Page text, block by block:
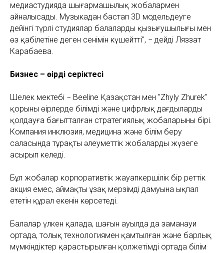
медиастудияда шығармашылық жобалармен
айналысады. Музыкадан бастап 3D модельдеуге
дейінгі түрлі студиялар балалардың қызығушылығы мен
өз қабілетіне деген сенімін күшейтті", − дейді Ляззат
Карабаева.
Бизнес – өңірдің серіктесі
Шелек мектебі − Beeline Қазақстан мен "Zhyly Zhurek"
қорының өңірлерде білімді және цифрлық дағдыларды
қолдауға бағытталған стратегиялық жобаларының бірі.
Компания инклюзия, медицина және білім беру
саласында тұрақты әлеуметтік жобаларды жүзеге
асырып келеді.
Бұл жобалар корпоративтік жауапкершілік бір реттік
акция емес, аймақтың ұзақ мерзімді дамуына ықпал
ететін құрал екенін көрсетеді.
Балалар үлкен қалада, шағын ауылда да заманауи
ортада, толық технологиямен қамтылған және барлық
мүмкіндіктер қарастырылған қолжетімді ортада білім